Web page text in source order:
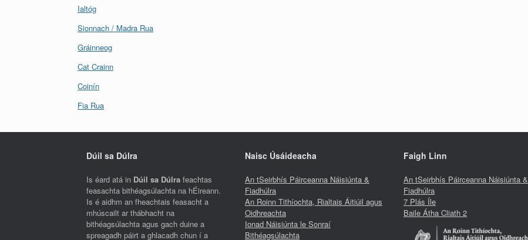
Ialtóg
Sionnach / Madra Rua
Gráinneog
Cat Crainn
Coinín
Fia Rua
Dúil sa Dúlra
Is éard atá in Dúil sa Dúlra feachtas
feasachta bithéagsúlachta na hÉireann.
Is é aidhm an fheachtais feasacht a
mhúscailt ar thábhacht na
bithéagsúlachta agus gach duine a
spreagadh páirt a ghlacadh chun í a
Naisc Úsáideacha
An tSeirbhís Páirceanna Náisiúnta &
Fiadhúlra
An Roinn Tithíochta, Rialtais Áitiúil agus
Oidhreachta
Ionad Náisiúnta le Sonraí
Bithéagsúlachta
Faigh Linn
An tSeirbhís Páirceanna Náisiúnta &
Fiadhúlra
7 Plás Íle
Baile Átha Cliath 2